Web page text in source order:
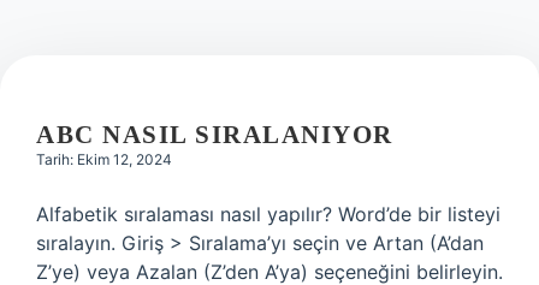
ABC NASIL SIRALANIYOR
Tarih: Ekim 12, 2024
Alfabetik sıralaması nasıl yapılır? Word’de bir listeyi
sıralayın. Giriş > Sıralama’yı seçin ve Artan (A’dan
Z’ye) veya Azalan (Z’den A’ya) seçeneğini belirleyin.